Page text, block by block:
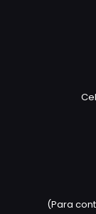
(Para